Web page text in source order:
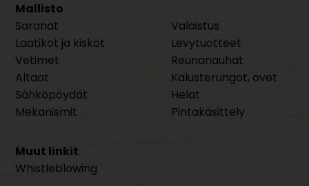
Mallisto
Saranat
Laatikot ja kiskot
Vetimet
Altaat
Sähköpöydät
Mekanismit
Valaistus
Levytuotteet
Reunanauhat
Kalusterungot, ovet
Helat
Pintakäsittely
Muut linkit
Whistleblowing